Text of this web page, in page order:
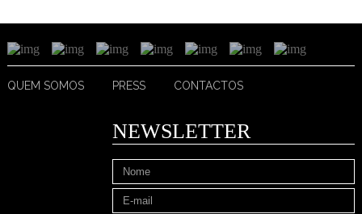
QUEM SOMOS PRESS CONTACTOS
NEWSLETTER